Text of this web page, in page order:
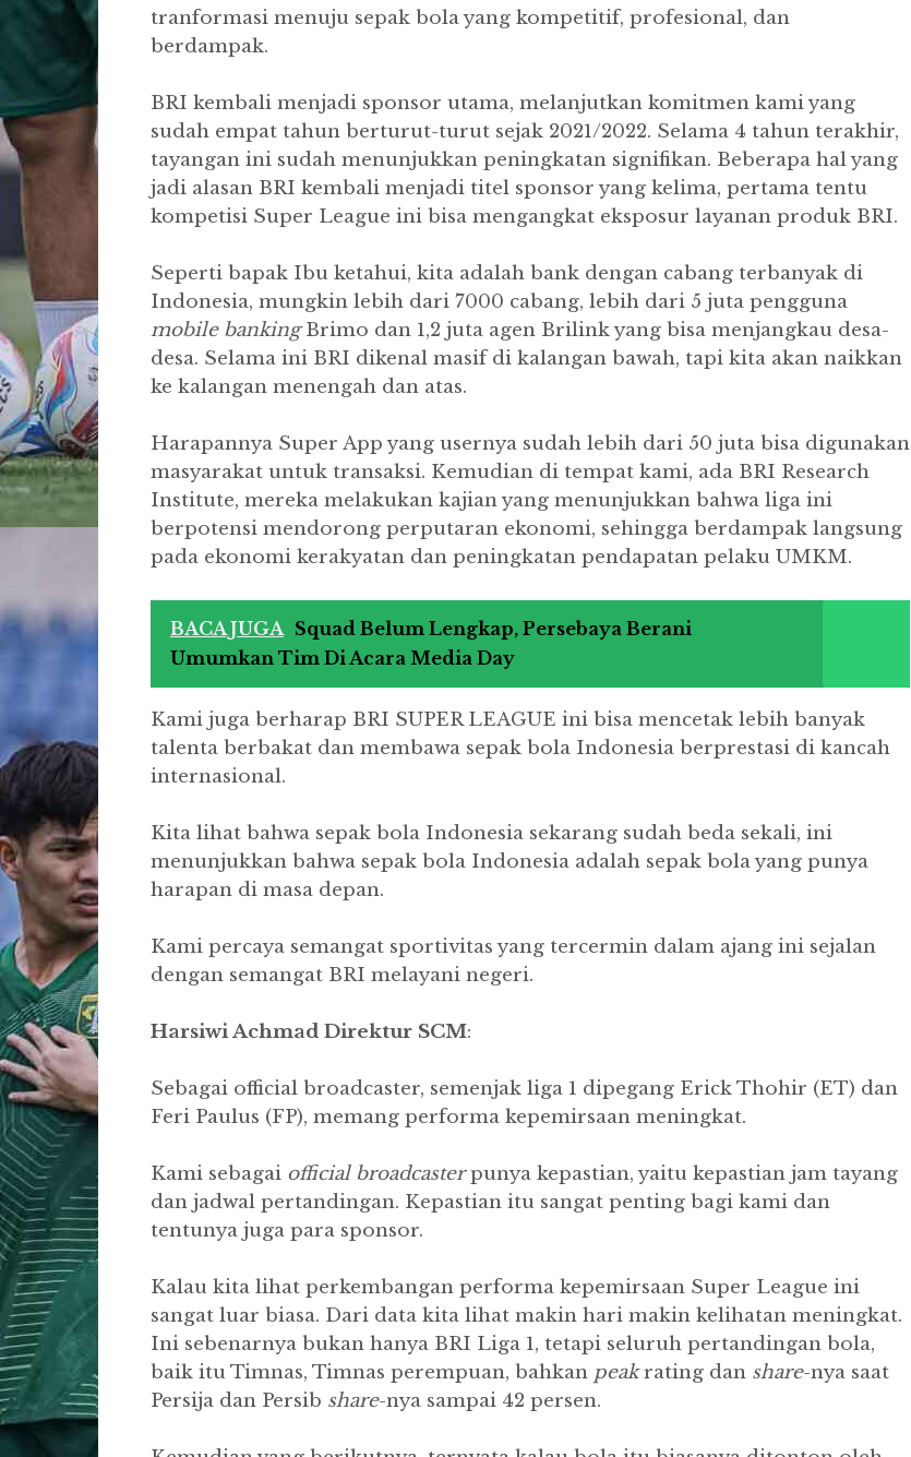
tranformasi menuju sepak bola yang kompetitif, profesional, dan
berdampak.
BRI kembali menjadi sponsor utama, melanjutkan komitmen kami yang
sudah empat tahun berturut-turut sejak 2021/2022. Selama 4 tahun terakhir,
tayangan ini sudah menunjukkan peningkatan signifikan. Beberapa hal yang
jadi alasan BRI kembali menjadi titel sponsor yang kelima, pertama tentu
kompetisi Super League ini bisa mengangkat eksposur layanan produk BRI.
Seperti bapak Ibu ketahui, kita adalah bank dengan cabang terbanyak di
Indonesia, mungkin lebih dari 7000 cabang, lebih dari 5 juta pengguna
mobile bankingBrimo dan 1,2 juta agen Brilink yang bisa menjangkau desa-
desa. Selama ini BRI dikenal masif di kalangan bawah, tapi kita akan naikkan
ke kalangan menengah dan atas.
Harapannya Super App yang usernya sudah lebih dari 50 juta bisa digunakan
masyarakat untuk transaksi. Kemudian di tempat kami, ada BRI Research
Institute, mereka melakukan kajian yang menunjukkan bahwa liga ini
berpotensi mendorong perputaran ekonomi, sehingga berdampak langsung
pada ekonomi kerakyatan dan peningkatan pendapatan pelaku UMKM.
BACA JUGA Squad Belum Lengkap, Persebaya Berani
Umumkan Tim Di Acara Media Day
Kami juga berharap BRI SUPER LEAGUE ini bisa mencetak lebih banyak
talenta berbakat dan membawa sepak bola Indonesia berprestasi di kancah
internasional.
Kita lihat bahwa sepak bola Indonesia sekarang sudah beda sekali, ini
menunjukkan bahwa sepak bola Indonesia adalah sepak bola yang punya
harapan di masa depan.
Kami percaya semangat sportivitas yang tercermin dalam ajang ini sejalan
dengan semangat BRI melayani negeri.
Harsiwi Achmad Direktur SCM:
Sebagai official broadcaster, semenjak liga 1 dipegang Erick Thohir (ET) dan
Feri Paulus (FP), memang performa kepemirsaan meningkat.
Kami sebagai official broadcasterpunya kepastian, yaitu kepastian jam tayang
dan jadwal pertandingan. Kepastian itu sangat penting bagi kami dan
tentunya juga para sponsor.
Kalau kita lihat perkembangan performa kepemirsaan Super League ini
sangat luar biasa. Dari data kita lihat makin hari makin kelihatan meningkat.
Ini sebenarnya bukan hanya BRI Liga 1, tetapi seluruh pertandingan bola,
baik itu Timnas, Timnas perempuan, bahkan peakrating dan share-nya saat
Persija dan Persib share-nya sampai 42 persen.